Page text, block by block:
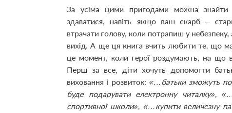
За усіма цими пригодами можна знайти
здаватися, навіть якщо ваш скарб –
втрачати голову, коли потрапиш у
вихід. А ще ця книга вчить любити те, що
це момент, коли герої роздумають, на що
Перш за все, діти хочуть допомогти
виховання і розвиток:«…батьки зможуть
буде подарувати електронну читалку»,
спортивної школи», «…купити величезну